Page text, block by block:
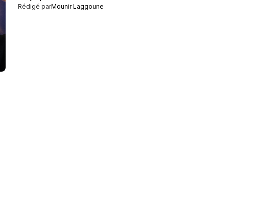
Rédigé parMounir Laggoune